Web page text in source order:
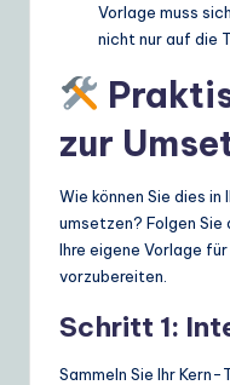
Vorlage muss
nicht nur auf die
zur
Wie können Sie dies
umsetzen? Folgen
Ihre eigene Vorlage
vorzubereiten.
Schritt 1:
Sammeln Sie Ihr Kern-